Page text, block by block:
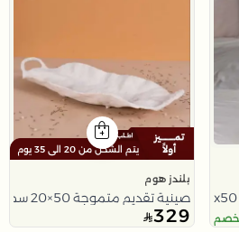
يتم الشحن من 20 الى 35 يوم
بلندز هوم
صينية تقديم متموجة 50×20 سم بيضاء من الألمنيوم بحواف انسيابية من أفيانا
329